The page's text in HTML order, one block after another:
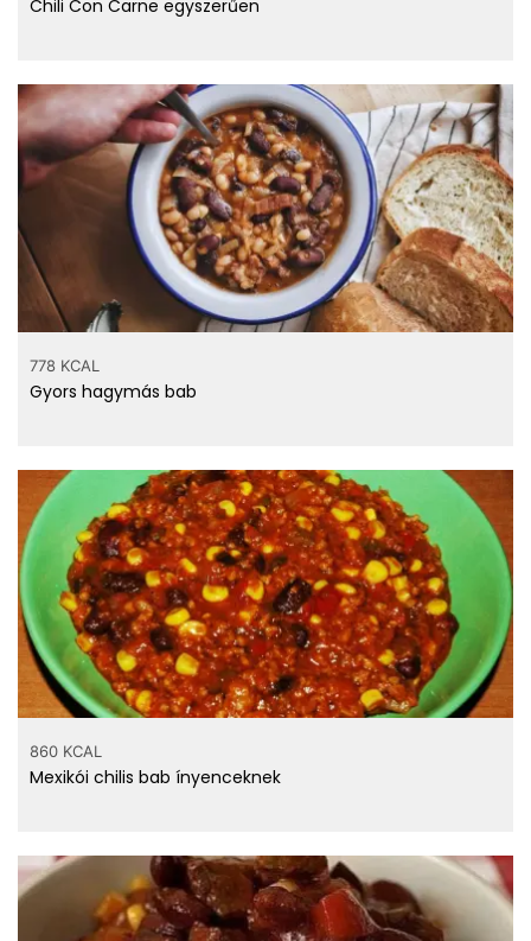
Chili Con Carne egyszerűen
778 KCAL
Gyors hagymás bab
860 KCAL
Mexikói chilis bab ínyenceknek